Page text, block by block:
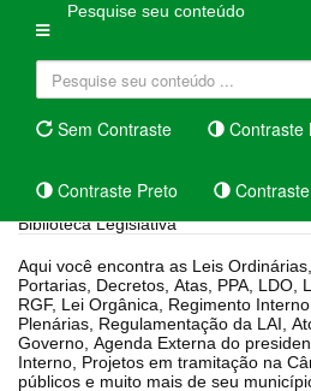
Pesquise seu conteúdo
Sem Contraste Contraste
Contraste Preto
Biblioteca Legislativa
Aqui você encontra as Leis Ordinárias, Leis
Portarias, Decretos, Atas, PPA, LDO, LOA,
RGF, Lei Orgânica, Regimento
Plenárias, Regulamentação da LAI,
Governo, Agenda Externa do presidente, Relatório do Controle
Interno, Projetos em tramitação na Câmara, Controle dos bens
públicos e muito mais de seu